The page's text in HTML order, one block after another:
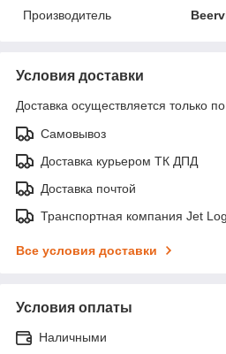
Производитель
Условия доставки
Доставка осуществляется только
Самовывоз
Доставка курьером ТК ДПД
Доставка почтой
Транспортная компания Jet
Все условия доставки
Условия оплаты
Наличными